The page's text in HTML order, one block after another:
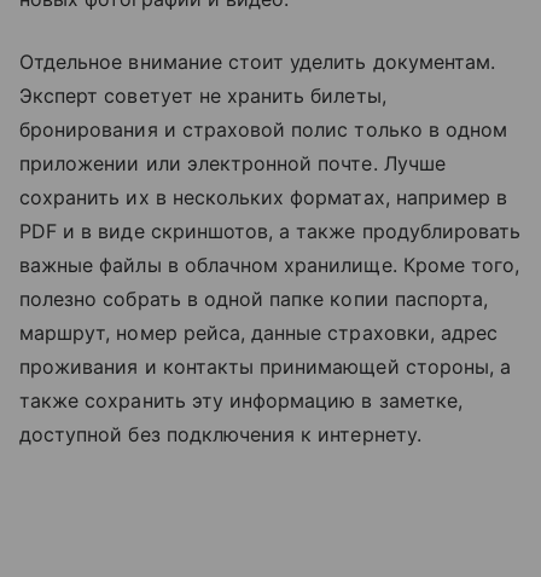
Отдельное внимание стоит уделить документам.
Эксперт советует не хранить билеты,
бронирования и страховой полис только в одном
приложении или электронной почте. Лучше
сохранить их в нескольких форматах, например в
PDF и в виде скриншотов, а также продублировать
важные файлы в облачном хранилище. Кроме того,
полезно собрать в одной папке копии паспорта,
маршрут, номер рейса, данные страховки, адрес
проживания и контакты принимающей стороны, а
также сохранить эту информацию в заметке,
доступной без подключения к интернету.